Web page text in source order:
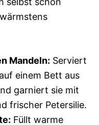
Mandeln: Serviert
einem Bett aus
garniert sie mit
frischer Petersilie.
Füllt warme